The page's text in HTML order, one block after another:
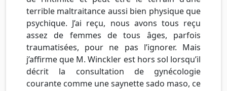
terrible maltraitance aussi bien physique que
psychique. J’ai reçu, nous avons tous reçu
assez de femmes de tous âges, parfois
traumatisées, pour ne pas l’ignorer. Mais
j’affirme que M. Winckler est hors sol lorsqu’il
décrit la consultation de gynécologie
courante comme une saynette sado maso, ce